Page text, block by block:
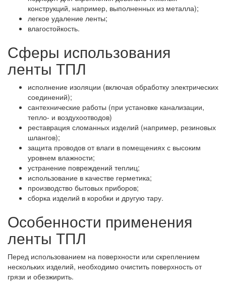
конструкций, например, выполненных из металла);
легкое удаление ленты;
влагостойкость.
Сферы использования
ленты ТПЛ
исполнение изоляции (включая обработку электрических
соединений);
сантехнические работы (при установке канализации,
тепло- и воздухоотводов)
реставрация сломанных изделий (например, резиновых
шлангов);
защита проводов от влаги в помещениях с высоким
уровнем влажности;
устранение повреждений теплиц;
использование в качестве герметика;
производство бытовых приборов;
сборка изделий в коробки и другую тару.
Особенности применения
ленты ТПЛ
Перед использованием на поверхности или скреплением
нескольких изделий, необходимо очистить поверхность от
грязи и обезжирить.